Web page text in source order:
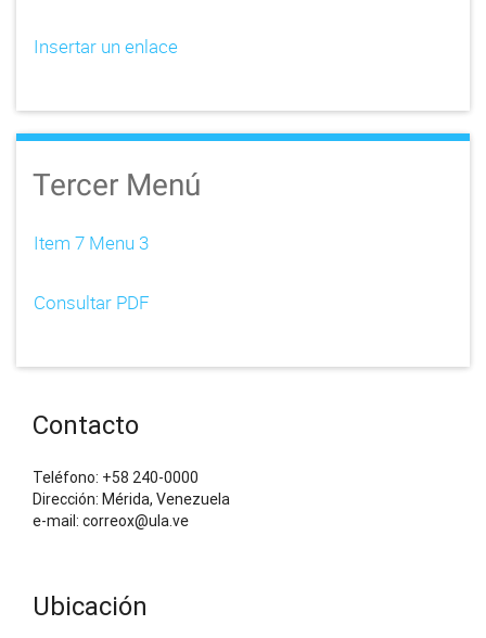
Insertar un enlace
Tercer Menú
Item 7 Menu 3
Consultar PDF
Contacto
Teléfono: +58 240-0000
Dirección: Mérida, Venezuela
e-mail: correox@ula.ve
Ubicación